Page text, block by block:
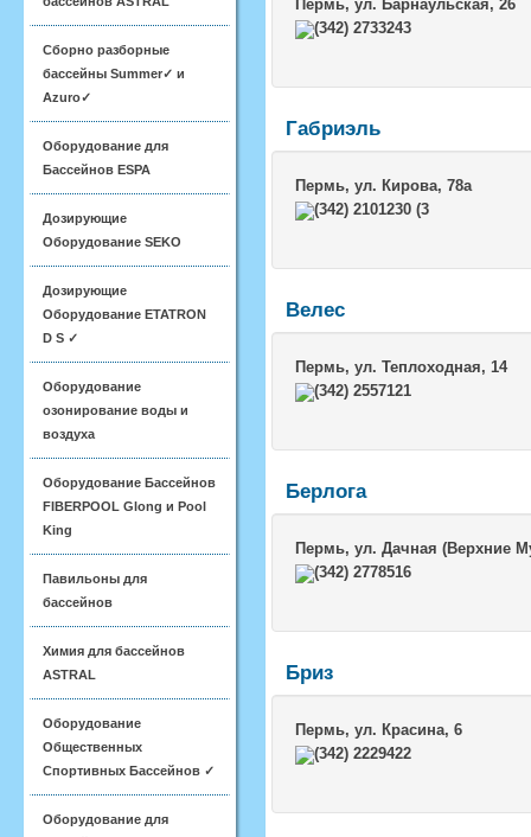
Сборно разборные
бассейны Summer✓ и
Azuro✓
Оборудование для
Бассейнов ESPA
Дозирующие
Оборудование SEKO
Дозирующие
Оборудование ETATRON
D S ✓
Оборудование
озонирование воды и
воздуха
Оборудование Бассейнов
FIBERPOOL Glong и Pool
King
Павильоны для
бассейнов
Химия для бассейнов
ASTRAL
Оборудование
Общественных
Спортивных Бассейнов ✓
Оборудование для
Пермь, ул. Барнаульская, 26
(342) 2733243
Габриэль
Пермь, ул. Кирова, 78а
(342) 2101230 (3
Велес
Пермь, ул. Теплоходная, 14
(342) 2557121
Берлога
Пермь, ул. Дачная (Верхние
(342) 2778516
Бриз
Пермь, ул. Красина, 6
(342) 2229422